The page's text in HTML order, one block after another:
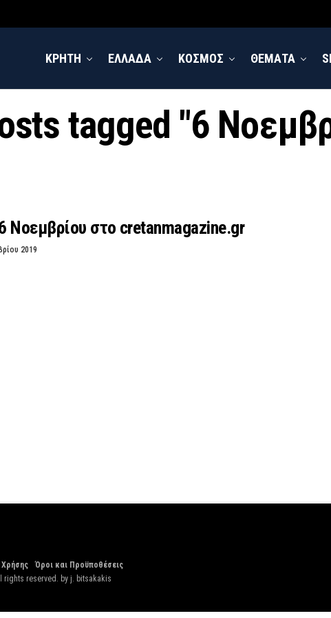
ΚΡΗΤΗ ΕΛΛΑΔΑ ΚΟΣΜΟΣ ΘΕΜΑΤΑ
tagged "6
Νοεμβρίου στο cretanmagazine.gr
2019
Όροι και Προϋποθέσεις
rights reserved. by j. bitsakakis